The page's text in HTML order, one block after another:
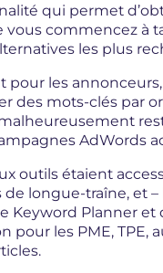
qui permet
commencez à
les plus
les
des mots-clés par
AdWords
outils étaient
longue-traîne, et
Keyword Planner
pour les PME,